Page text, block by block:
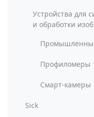
Устройства для
и обработки
Профиломеры
Смарт-камеры
Sick